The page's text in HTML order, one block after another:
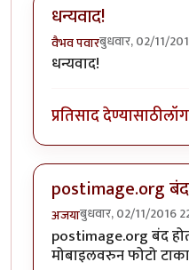
धन्यवाद!
वैभव पवारबुधवार, 02/11/
धन्यवाद!
प्रतिसाद देण्यासाठी
postimage.org
अजयाबुधवार, 02/11/2016
postimage.org बंद
मोबाइलवरुन फोटो